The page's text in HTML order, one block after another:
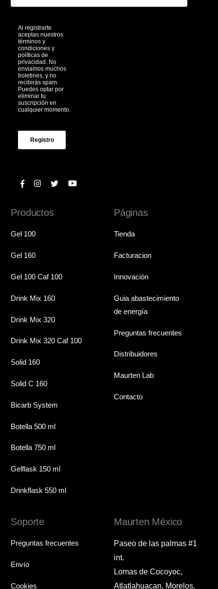
Al registrarte
aceptas nuestros
términos y
condiciones y
políticas de
privacidad. No
enviamos muchos
boletines, y no
recibirás spam.
Puedes optar por
eliminar tu
suscripción en
cualquier momento.
Registro
Productos
Gel 100
Gel 160
Gel 100 Caf 100
Drink Mix 160
Drink Mix 320
Drink Mix 320 Caf 100
Solid 160
Solid C 160
Bicarb System
Botella 500 ml
Botella 750 ml
Gelflask 150 ml
Drinkflask 550 ml
Páginas
Tienda
Facturacion
Innovación
Guia abastecimiento
de energía
Preguntas frecuentes
Distribuidores
Maurten Lab
Contacto
Soporte
Preguntas frecuentes
Envío
Cookies
Maurten México
Paseo de las palmas #1
int.
Lomas de Cocoyoc,
Atlatlahuacan, Morelos,